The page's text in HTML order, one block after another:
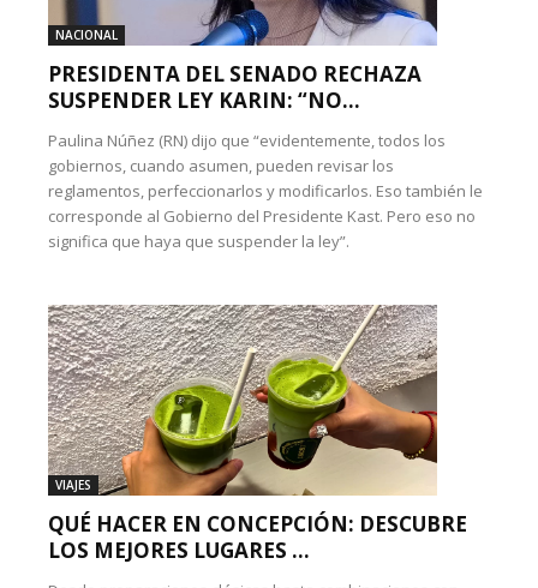
NACIONAL
PRESIDENTA DEL SENADO RECHAZA
SUSPENDER LEY KARIN: “NO...
Paulina Núñez (RN) dijo que “evidentemente, todos los
gobiernos, cuando asumen, pueden revisar los
reglamentos, perfeccionarlos y modificarlos. Eso también le
corresponde al Gobierno del Presidente Kast. Pero eso no
significa que haya que suspender la ley”.
VIAJES
QUÉ HACER EN CONCEPCIÓN: DESCUBRE
LOS MEJORES LUGARES ...